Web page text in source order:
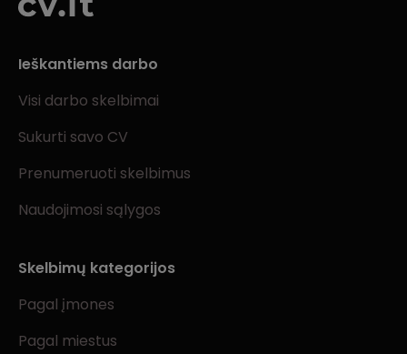
Ieškantiems darbo
Visi darbo skelbimai
Sukurti savo CV
Prenumeruoti skelbimus
Naudojimosi sąlygos
Skelbimų kategorijos
Pagal įmones
Pagal miestus